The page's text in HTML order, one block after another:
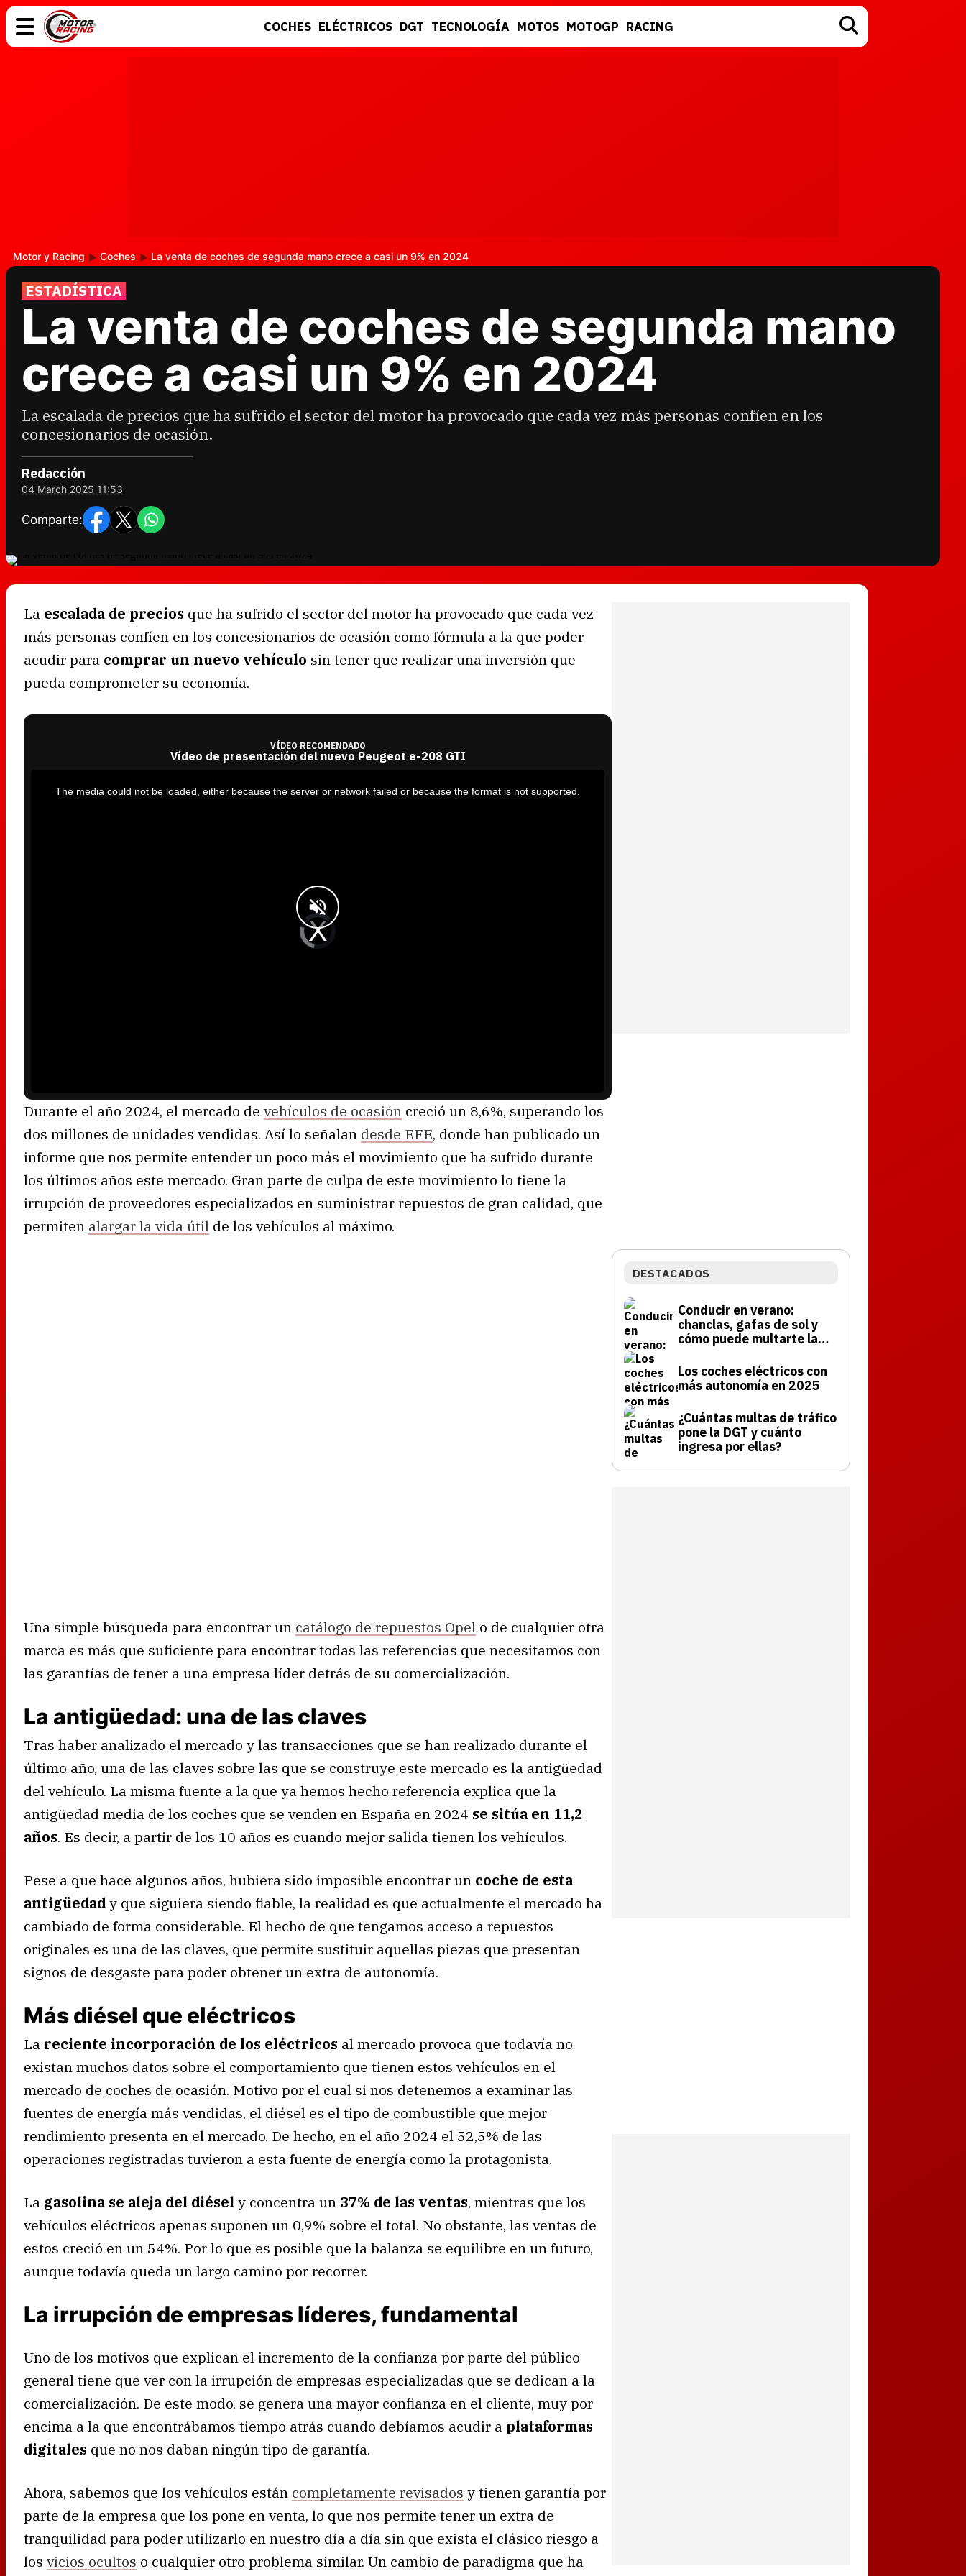
COCHES ELÉCTRICOS DGT TECNOLOGÍA MOTOS MOTOGP RACING
Motor y Racing Coches La venta de coches de segunda mano crece a casi un 9% en 2024
ESTADÍSTICA
La venta de coches de segunda mano
crece a casi un 9% en 2024
La escalada de precios que ha sufrido el sector del motor ha provocado que cada vez más personas confíen en los
concesionarios de ocasión.
Redacción
04 March 2025 11:53
Comparte:
La escalada de precios que ha sufrido el sector del motor ha provocado que cada vez
más personas confíen en los concesionarios de ocasión como fórmula a la que poder
acudir para comprar un nuevo vehículo sin tener que realizar una inversión que
pueda comprometer su economía.
VÍDEO RECOMENDADO
Vídeo de presentación del nuevo Peugeot e-208 GTI
V
i
d
e
The media could not be loaded, either because the server or network failed or because the format is not supported.
Durante el año 2024, el mercado de vehículos de ocasión creció un 8,6%, superando los
dos millones de unidades vendidas. Así lo señalan desde EFE, donde han publicado un
informe que nos permite entender un poco más el movimiento que ha sufrido durante
los últimos años este mercado. Gran parte de culpa de este movimiento lo tiene la
irrupción de proveedores especializados en suministrar repuestos de gran calidad, que
permiten alargar la vida útil de los vehículos al máximo.
Una simple búsqueda para encontrar un catálogo de repuestos Opel o de cualquier otra
marca es más que suficiente para encontrar todas las referencias que necesitamos con
las garantías de tener a una empresa líder detrás de su comercialización.
La antigüedad: una de las claves
Tras haber analizado el mercado y las transacciones que se han realizado durante el
último año, una de las claves sobre las que se construye este mercado es la antigüedad
del vehículo. La misma fuente a la que ya hemos hecho referencia explica que la
antigüedad media de los coches que se venden en España en 2024 se sitúa en 11,2
años. Es decir, a partir de los 10 años es cuando mejor salida tienen los vehículos.
Pese a que hace algunos años, hubiera sido imposible encontrar un coche de esta
antigüedad y que siguiera siendo fiable, la realidad es que actualmente el mercado ha
cambiado de forma considerable. El hecho de que tengamos acceso a repuestos
originales es una de las claves, que permite sustituir aquellas piezas que presentan
signos de desgaste para poder obtener un extra de autonomía.
Más diésel que eléctricos
La reciente incorporación de los eléctricos al mercado provoca que todavía no
existan muchos datos sobre el comportamiento que tienen estos vehículos en el
mercado de coches de ocasión. Motivo por el cual si nos detenemos a examinar las
fuentes de energía más vendidas, el diésel es el tipo de combustible que mejor
rendimiento presenta en el mercado. De hecho, en el año 2024 el 52,5% de las
operaciones registradas tuvieron a esta fuente de energía como la protagonista.
La gasolina se aleja del diésel y concentra un 37% de las ventas, mientras que los
vehículos eléctricos apenas suponen un 0,9% sobre el total. No obstante, las ventas de
estos creció en un 54%. Por lo que es posible que la balanza se equilibre en un futuro,
aunque todavía queda un largo camino por recorrer.
La irrupción de empresas líderes, fundamental
Uno de los motivos que explican el incremento de la confianza por parte del público
general tiene que ver con la irrupción de empresas especializadas que se dedican a la
comercialización. De este modo, se genera una mayor confianza en el cliente, muy por
encima a la que encontrábamos tiempo atrás cuando debíamos acudir a plataformas
digitales que no nos daban ningún tipo de garantía.
Ahora, sabemos que los vehículos están completamente revisados y tienen garantía por
parte de la empresa que los pone en venta, lo que nos permite tener un extra de
tranquilidad para poder utilizarlo en nuestro día a día sin que exista el clásico riesgo a
los vicios ocultos o cualquier otro problema similar. Un cambio de paradigma que ha
DESTACADOS
Conducir en verano:
chanclas, gafas de sol y
cómo puede multarte la
Los coches eléctricos con
más autonomía en 2025
¿Cuántas multas de tráfico
pone la DGT y cuánto
ingresa por ellas?